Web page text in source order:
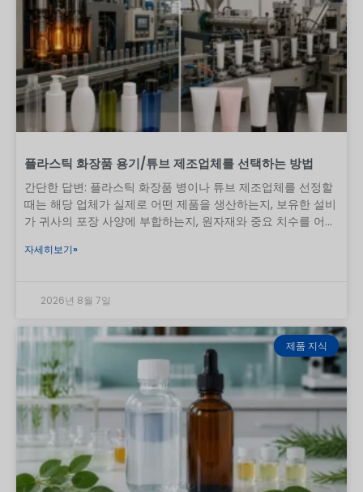
플라스틱 화장품 용기/튜브 제조업체를 선택하는 방법
간단한 답변: 플라스틱 화장품 병이나 튜브 제조업체를 선정할
때는 해당 업체가 실제로 어떤 제품을 생산하는지, 보유한 설비
가 귀사의 포장 사양에 부합하는지, 원자재와 중요 치수를 어떻
있는지 등을 확인해야 합니다. 인증서, 견적서, 공장 영상, 저렴
적인 절차는 다음과 같습니다. 포장 사양을 정의하고, 적절한 공
정을 갖춘 공장을 후보로 선정하며, 사업 및 품질 관리 시스템
을 확인하고, 양산과 유사한 샘플을 테스트하고, 검사 기준에 합
의한 후, 통제된 조건 하에 첫 주문을 진행합니다. 이 가이드에
서는 구매자가 각 단계에서 무엇을 요청해야 하는지 설명합니
다. 목차 보기 1 시작
자세히보기»
2026년 8월 7일
제품 지식